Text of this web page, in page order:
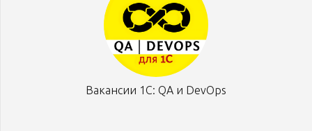
Вакансии 1С: QA и DevOps